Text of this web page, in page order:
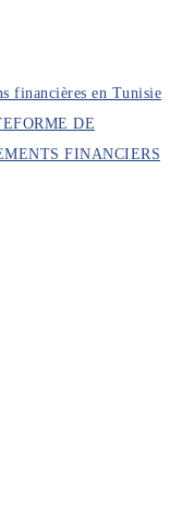
financières en Tunisie
DE
FINANCIERS